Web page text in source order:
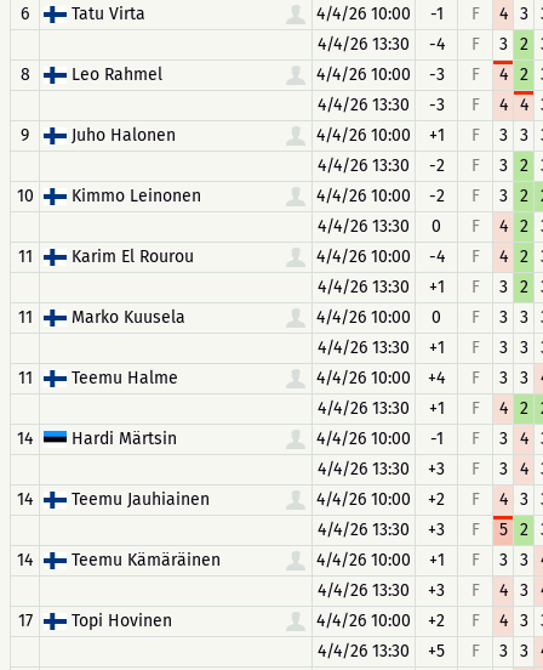
6 Tatu Virta 4/4/26 10:00 -1 F 4 3
4/4/26 13:30
-4 F 3 2
8
Leo Rahmel 4/4/26 10:00 -3 F 4 2
4/4/26 13:30
-3 F 4 4
9
Juho Halonen 4/4/26 10:00 +1 F 3 3
4/4/26 13:30
-2 F 3 2
10
Kimmo Leinonen 4/4/26 10:00 -2 F 3 2
4/4/26 13:30
0 F 4 2
11
Karim El Rourou 4/4/26 10:00 -4 F 4 2
4/4/26 13:30
+1 F 3 2
11
Marko Kuusela 4/4/26 10:00 0 F 3 3
4/4/26 13:30
+1 F 3 3
11
Teemu Halme 4/4/26 10:00 +4 F 3 3
4/4/26 13:30
+1 F 4 2
14
Hardi Märtsin 4/4/26 10:00 -1 F 3 4
4/4/26 13:30
+3 F 3 4
14
Teemu Jauhiainen 4/4/26 10:00 +2 F 4 3
4/4/26 13:30
+3 F 5 2
14
Teemu Kämäräinen 4/4/26 10:00 +1 F 3 3
4/4/26 13:30
+3 F 4 3
17
Topi Hovinen 4/4/26 10:00 +2 F 4 3
4/4/26 13:30
+5 F 3 3